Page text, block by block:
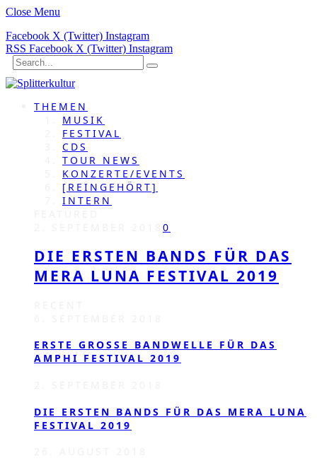
Close Menu
Facebook X (Twitter) Instagram
RSS Facebook X (Twitter) Instagram
THEMEN
MUSIK
FESTIVAL
CDS
TOUR NEWS
KONZERTE/EVENTS
[REINGEHÖRT]
INTERN
0
DIE ERSTEN BANDS FÜR DAS
MERA LUNA FESTIVAL 2019
ERSTE GROSSE BANDWELLE FÜR DAS A
MPHI FESTIVAL 2019
DIE ERSTEN BANDS FÜR DAS MERA LUNA
FESTIVAL 2019